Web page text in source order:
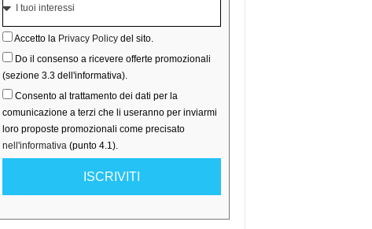
Accetto la Privacy Policydel sito.
Do il consenso a ricevere offerte promozionali
(sezione 3.3 dell'informativa).
Consento al trattamento dei dati per la
comunicazione a terzi che li useranno per inviarmi
loro proposte promozionali come precisato
nell'informativa(punto 4.1).
ISCRIVITI